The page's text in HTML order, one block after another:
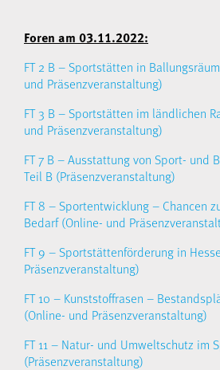
Foren am 03.11.2022:
FT 2 B – Sportstätten in
und Präsenzveranstaltung)
FT 3 B – Sportstätten im ländlichen
und Präsenzveranstaltung)
FT 7 B – Ausstattung von Sport- und
Teil B (Präsenzveranstaltung)
FT 8 – Sportentwicklung – Chancen
Bedarf (Online- und
FT 9 – Sportstättenförderung in
Präsenzveranstaltung)
FT 10 – Kunststoffrasen –
(Online- und Präsenzveranstaltung)
FT 11 – Natur- und Umweltschutz im
(Präsenzveranstaltung)